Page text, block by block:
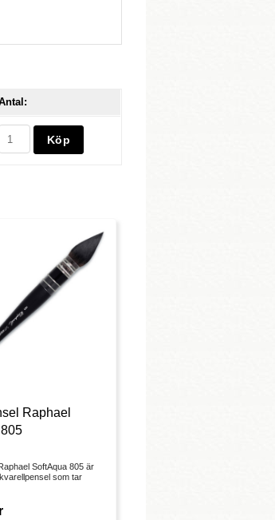
Raphael
SoftAqua 805 är
som tar